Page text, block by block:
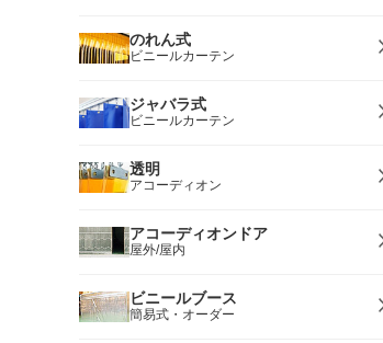
のれん式
ビニールカーテン
ジャバラ式
ビニールカーテン
透明
アコーディオン
アコーディオンドア
屋外/屋内
ビニールブース
簡易式・オーダー